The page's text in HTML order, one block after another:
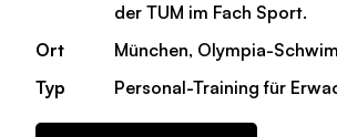
der TUM im Fach Sport.
Ort
München, Olympia-
Typ
Personal-Training für